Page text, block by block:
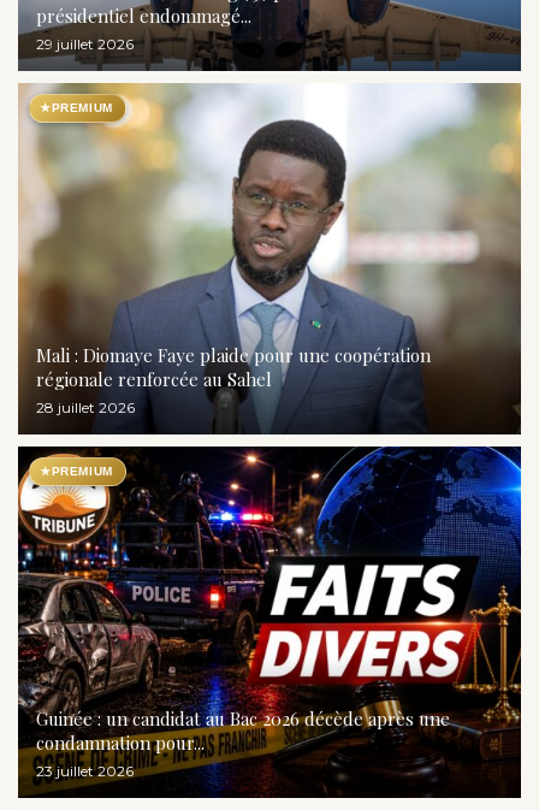
présidentiel endommagé...
29 juillet 2026
★PREMIUM
Mali : Diomaye Faye plaide pour une coopération
régionale renforcée au Sahel
28 juillet 2026
★PREMIUM
Guinée : un candidat au Bac 2026 décède après une
condamnation pour...
23 juillet 2026